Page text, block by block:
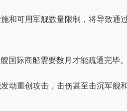
可用军舰数量限制，将导致通
际商船需要数月才能疏通完毕。
重创攻击，击伤甚至击沉军舰